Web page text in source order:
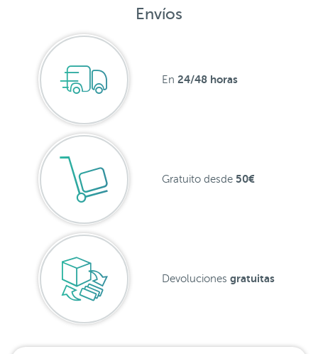
Envíos
En 24/48 horas
Gratuito desde 50€
Devoluciones gratuitas